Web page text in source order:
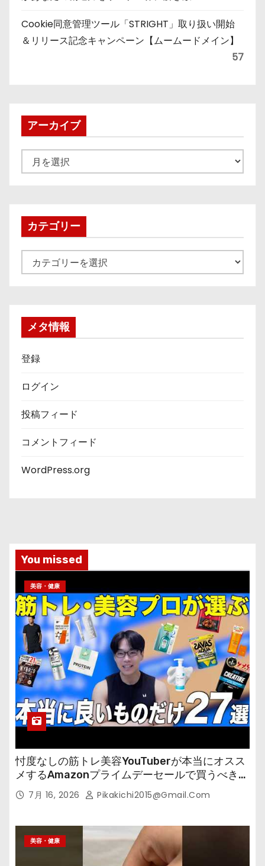
Cookie同意管理ツール「STRIGHT」取り扱い開始
＆リリース記念キャンペーン【ムームードメイン】
57
アーカイブ
ー
ブカテゴリー
テ
メタ情報
登録
ログイン
投稿フィード
コメントフィード
WordPress.org
You missed
美容・健康
忖度なしの筋トレ美容YouTuberが本当にオスス
メするAmazonプライムデーセールで買うべきも
の 7月 16, 2026 Pikakichi2015@gmail.com
美容・健康